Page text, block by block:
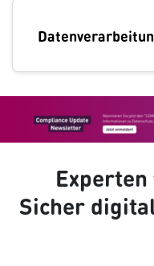
Sicher